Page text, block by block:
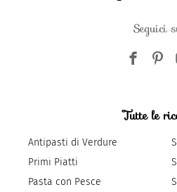
Seguici
Tutte le
Antipasti di Verdure
Primi Piatti
Pasta con Pesce